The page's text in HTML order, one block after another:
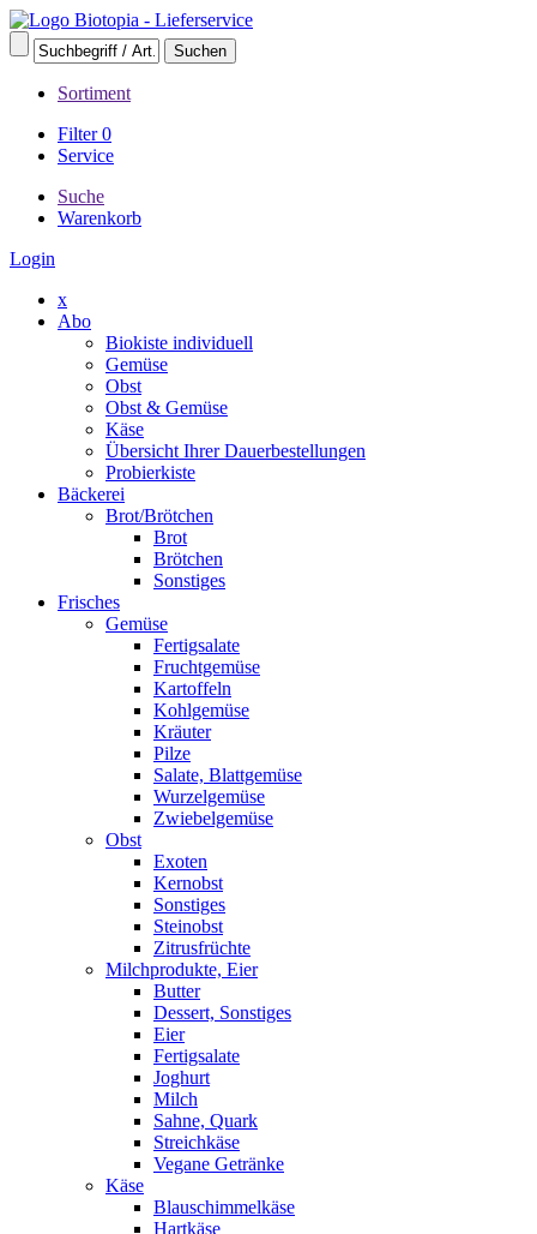
Sortiment
Filter0
Service
Suche
Warenkorb
Login
x
Abo
Biokiste individuell
Gemüse
Obst
Obst & Gemüse
Käse
Übersicht Ihrer Dauerbestellungen
Probierkiste
Bäckerei
Brot/Brötchen
Brot
Brötchen
Sonstiges
Frisches
Gemüse
Fertigsalate
Fruchtgemüse
Kartoffeln
Kohlgemüse
Kräuter
Pilze
Salate, Blattgemüse
Wurzelgemüse
Zwiebelgemüse
Obst
Exoten
Kernobst
Sonstiges
Steinobst
Zitrusfrüchte
Milchprodukte, Eier
Butter
Dessert, Sonstiges
Eier
Fertigsalate
Joghurt
Milch
Sahne, Quark
Streichkäse
Vegane Getränke
Käse
Blauschimmelkäse
Hartkäse